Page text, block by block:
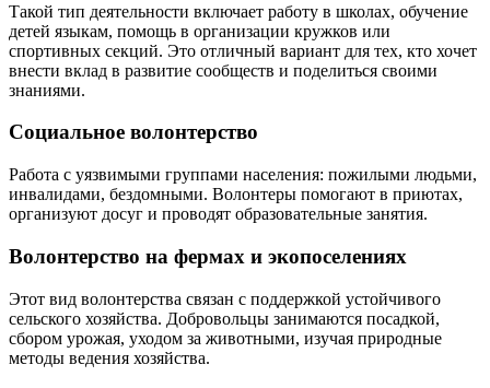
Такой тип деятельности включает работу в школах, обучение
детей языкам, помощь в организации кружков или
спортивных секций. Это отличный вариант для тех, кто хочет
внести вклад в развитие сообществ и поделиться своими
знаниями.
Социальное волонтерство
Работа с уязвимыми группами населения: пожилыми людьми,
инвалидами, бездомными. Волонтеры помогают в приютах,
организуют досуг и проводят образовательные занятия.
Волонтерство на фермах и экопоселениях
Этот вид волонтерства связан с поддержкой устойчивого
сельского хозяйства. Добровольцы занимаются посадкой,
сбором урожая, уходом за животными, изучая природные
методы ведения хозяйства.